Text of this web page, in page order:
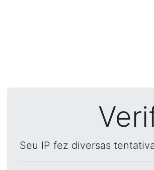
Seu IP fez diversas